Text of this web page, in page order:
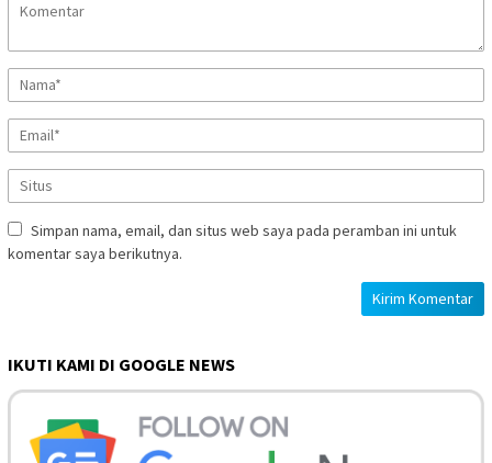
Simpan nama, email, dan situs web saya pada peramban ini untuk
komentar saya berikutnya.
IKUTI KAMI DI GOOGLE NEWS